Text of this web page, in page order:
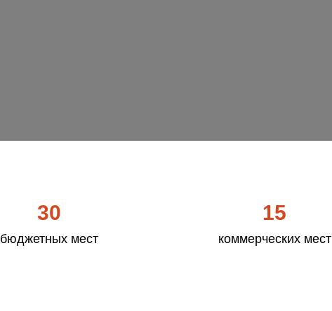
15
коммерческих мест
30
бюджетных мест